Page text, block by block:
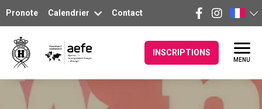
Pronote Calendrier Contact
INSCRIPTIONS
MENU